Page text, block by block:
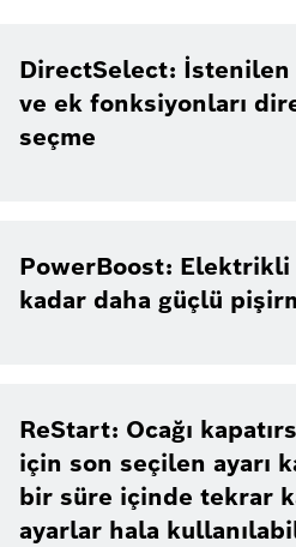
DirectSelect: İstenilen
ve ek fonksiyonları
seçme
PowerBoost: Elektrikli
kadar daha güçlü
ReStart: Ocağı
için son seçilen ayarı
bir süre içinde tekrar
ayarlar hala